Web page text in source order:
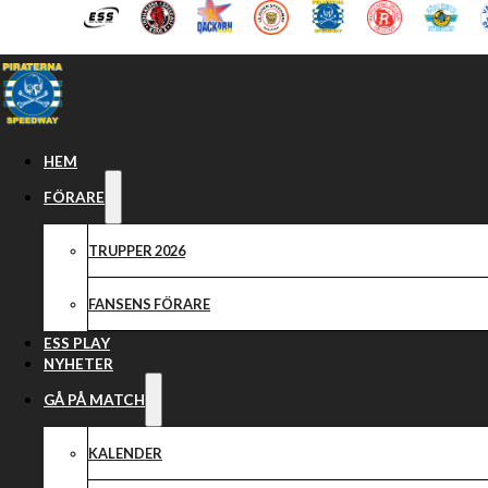
Hoppa till huvudinnehåll Hoppa till sidfot
HEM
FÖRARE
TRUPPER 2026
FANSENS FÖRARE
ESS PLAY
NYHETER
GÅ PÅ MATCH
KALENDER